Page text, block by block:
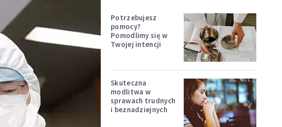
Potrzebujesz
pomocy?
Pomodlimy się w
Twojej intencji
Skuteczna
modlitwa w
sprawach trudnych
i beznadziejnych